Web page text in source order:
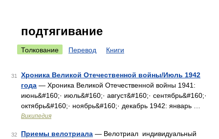
подтягивание
Толкование Перевод Книги
31
Хроника Великой Отечественной войны/Июль 1942
года — Хроника Великой Отечественной войны 1941:
июнь&#160;· июль&#160;· август&#160;· сентябрь&#160;·
октябрь&#160;· ноябрь&#160;· декабрь 1942: январь …
Википедия
32 Приемы велотриала — Велотриал индивидуальный